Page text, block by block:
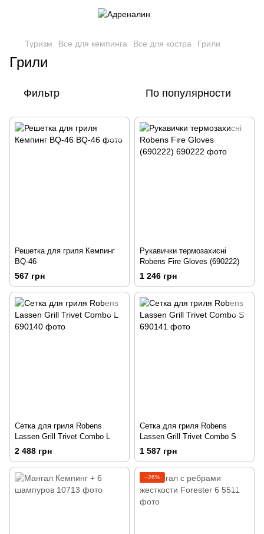
Туризм Все для кемпинга Все для костра Грили
Грили
Фильтр По популярности
Решетка для гриля Кемпинг
BQ-46
567 грн
Рукавички термозахисні
Robens Fire Gloves (690222)
1 246 грн
Сетка для гриля Robens
Lassen Grill Trivet Combo L
2 488 грн
Сетка для гриля Robens
Lassen Grill Trivet Combo S
1 587 грн
−26%